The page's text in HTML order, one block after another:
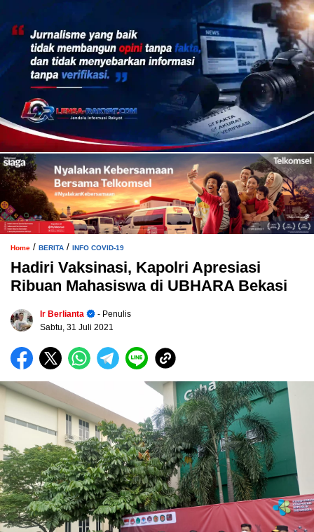
Home / BERITA / INFO COVID-19
Hadiri Vaksinasi, Kapolri Apresiasi
Ribuan Mahasiswa di UBHARA Bekasi
Ir Berlianta
- Penulis
Sabtu, 31 Juli 2021